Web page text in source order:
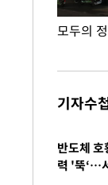
모두의
기자수
반도체
력 '뚝‘…